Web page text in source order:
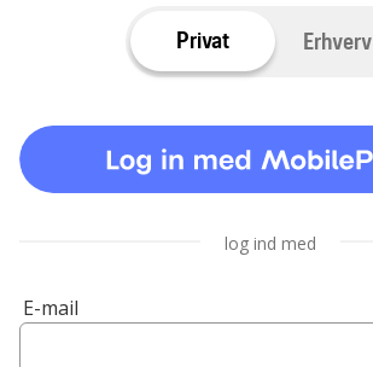
Privat Erhverv
log ind med
E-mail